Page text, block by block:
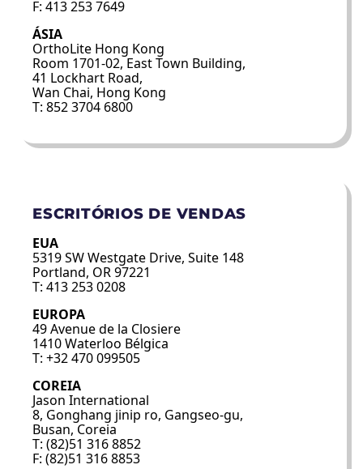
F: 413 253 7649
ÁSIA
OrthoLite Hong Kong
Room 1701-02, East Town Building,
41 Lockhart Road,
Wan Chai, Hong Kong
T: 852 3704 6800
ESCRITÓRIOS DE VENDAS
EUA
5319 SW Westgate Drive, Suite 148
Portland, OR 97221
T: 413 253 0208
EUROPA
49 Avenue de la Closiere
1410 Waterloo Bélgica
T: +32 470 099505
COREIA
Jason International
8, Gonghang jinip ro, Gangseo-gu,
Busan, Coreia
T: (82)51 316 8852
F: (82)51 316 8853